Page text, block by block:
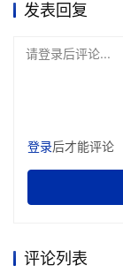
发表回复
请登录后评论...
登录后才能评论
评论列表